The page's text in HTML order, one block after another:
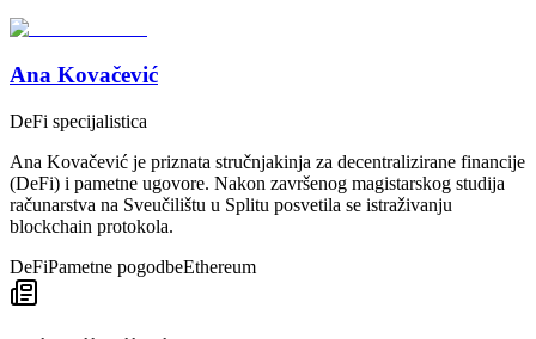
Ana Kovačević
DeFi specijalistica
Ana Kovačević je priznata stručnjakinja za decentralizirane financije
(DeFi) i pametne ugovore. Nakon završenog magistarskog studija
računarstva na Sveučilištu u Splitu posvetila se istraživanju
blockchain protokola.
DeFiPametne pogodbeEthereum